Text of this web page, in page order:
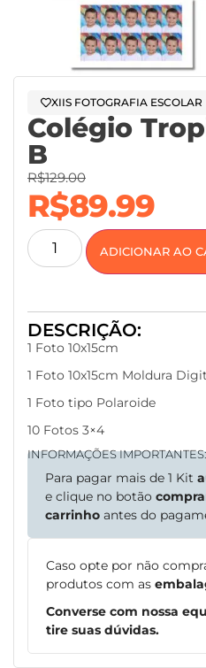
XIIS FOTOGRAFIA ESCOLAR
Colégio
B
R$129.00
R$89.99
ADICIONAR AO
DESCRIÇÃO:
1 Foto 10x15cm
1 Foto 10x15cm Moldura
1 Foto tipo Polaroide
10 Fotos 3×4
INFORMAÇÕES IMPORTANTES:
Para pagar mais de 1 Kit
e clique no botão
carrinho antes do
Caso opte por não
produtos com as
Converse com nossa
tire suas dúvidas.